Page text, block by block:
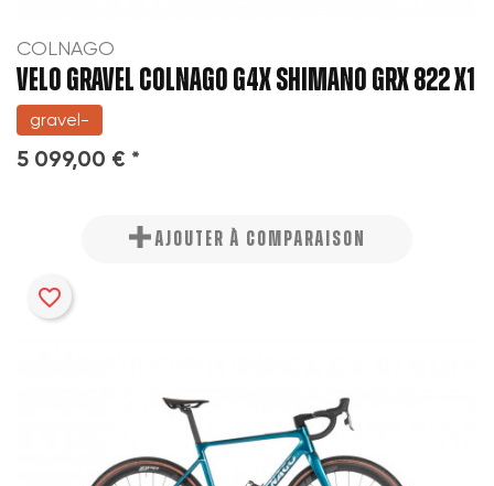
COLNAGO
VELO GRAVEL COLNAGO G4X SHIMANO GRX 822 X1
gravel-
5 099,00 € *
AJOUTER À COMPARAISON
favorite_border